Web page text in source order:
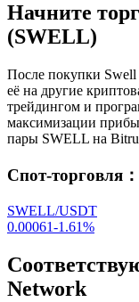
Начните
(SWELL)
После покупки
её на другие
трейдингом и
максимизации
пары SWELL на
Спот-торговля ：
SWELL/USDT
0.00061-1.61%
Network